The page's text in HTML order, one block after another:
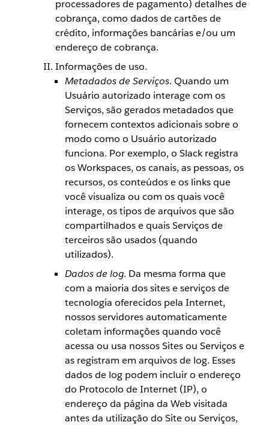
processadores de pagamento) detalhes de
cobrança, como dados de cartões de
crédito, informações bancárias e/ou um
endereço de cobrança.
Informações de uso.
Metadados de Serviços. Quando um
Usuário autorizado interage com os
Serviços, são gerados metadados que
fornecem contextos adicionais sobre o
modo como o Usuário autorizado
funciona. Por exemplo, o Slack registra
os Workspaces, os canais, as pessoas, os
recursos, os conteúdos e os links que
você visualiza ou com os quais você
interage, os tipos de arquivos que são
compartilhados e quais Serviços de
terceiros são usados (quando
utilizados).
Dados de log. Da mesma forma que
com a maioria dos sites e serviços de
tecnologia oferecidos pela Internet,
nossos servidores automaticamente
coletam informações quando você
acessa ou usa nossos Sites ou Serviços e
as registram em arquivos de log. Esses
dados de log podem incluir o endereço
do Protocolo de Internet (IP), o
endereço da página da Web visitada
antes da utilização do Site ou Serviços,